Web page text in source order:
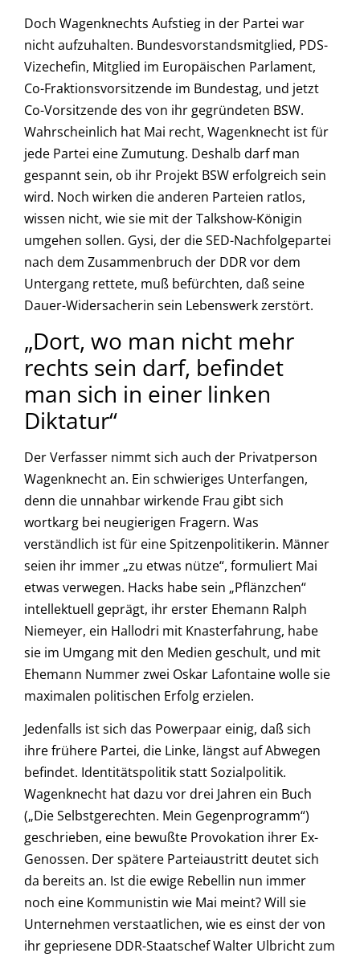
Doch Wagenknechts Aufstieg in der Partei war
nicht aufzuhalten. Bundesvorstandsmitglied, PDS-
Vizechefin, Mitglied im Europäischen Parlament,
Co-Fraktionsvorsitzende im Bundestag, und jetzt
Co-Vorsitzende des von ihr gegründeten BSW.
Wahrscheinlich hat Mai recht, Wagenknecht ist für
jede Partei eine Zumutung. Deshalb darf man
gespannt sein, ob ihr Projekt BSW erfolgreich sein
wird. Noch wirken die anderen Parteien ratlos,
wissen nicht, wie sie mit der Talkshow-Königin
umgehen sollen. Gysi, der die SED-Nachfolgepartei
nach dem Zusammenbruch der DDR vor dem
Untergang rettete, muß befürchten, daß seine
Dauer-Widersacherin sein Lebenswerk zerstört.
„Dort, wo man nicht mehr
rechts sein darf, befindet
man sich in einer linken
Diktatur“
Der Verfasser nimmt sich auch der Privatperson
Wagenknecht an. Ein schwieriges Unterfangen,
denn die unnahbar wirkende Frau gibt sich
wortkarg bei neugierigen Fragern. Was
verständlich ist für eine Spitzenpolitikerin. Männer
seien ihr immer „zu etwas nütze“, formuliert Mai
etwas verwegen. Hacks habe sein „Pflänzchen“
intellektuell geprägt, ihr erster Ehemann Ralph
Niemeyer, ein Hallodri mit Knasterfahrung, habe
sie im Umgang mit den Medien geschult, und mit
Ehemann Nummer zwei Oskar Lafontaine wolle sie
maximalen politischen Erfolg erzielen.
Jedenfalls ist sich das Powerpaar einig, daß sich
ihre frühere Partei, die Linke, längst auf Abwegen
befindet. Identitätspolitik statt Sozialpolitik.
Wagenknecht hat dazu vor drei Jahren ein Buch
(„Die Selbstgerechten. Mein Gegenprogramm“)
geschrieben, eine bewußte Provokation ihrer Ex-
Genossen. Der spätere Parteiaustritt deutet sich
da bereits an. Ist die ewige Rebellin nun immer
noch eine Kommunistin wie Mai meint? Will sie
Unternehmen verstaatlichen, wie es einst der von
ihr gepriesene DDR-Staatschef Walter Ulbricht zum